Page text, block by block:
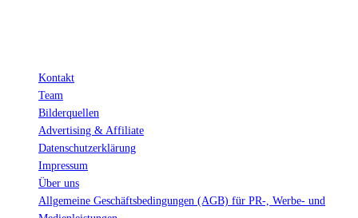
Kontakt
Team
Bilderquellen
Advertising & Affiliate
Datenschutzerklärung
Impressum
Über uns
Allgemeine Geschäftsbedingungen (AGB) für PR-, Werbe- und